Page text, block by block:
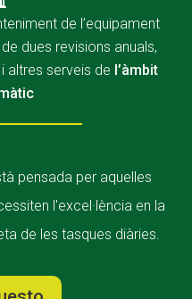
de l’equipament
dues revisions anuals,
altres serveis de l’àmbit
pensada per aquelles
l'excel·lència en la
de les tasques diàries.